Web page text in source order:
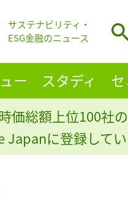
サステナビリティ・
ESG金融のニュース
ー スタディ
価総額上位100社
Japanに登録して